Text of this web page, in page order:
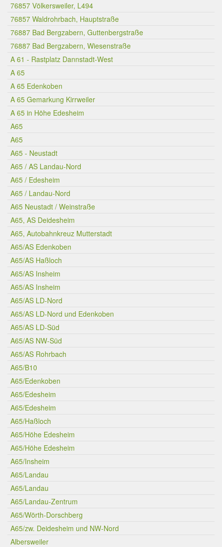
76857 Völkersweiler, L494
76857 Waldrohrbach, Hauptstraße
76887 Bad Bergzabern, Guttenbergstraße
76887 Bad Bergzabern, Wiesenstraße
A 61 - Rastplatz Dannstadt-West
A 65
A 65 Edenkoben
A 65 Gemarkung Kirrweiler
A 65 in Höhe Edesheim
A65
A65
A65 - Neustadt
A65 / AS Landau-Nord
A65 / Edesheim
A65 / Landau-Nord
A65 Neustadt / Weinstraße
A65, AS Deidesheim
A65, Autobahnkreuz Mutterstadt
A65/AS Edenkoben
A65/AS Haßloch
A65/AS Insheim
A65/AS Insheim
A65/AS LD-Nord
A65/AS LD-Nord und Edenkoben
A65/AS LD-Süd
A65/AS NW-Süd
A65/AS Rohrbach
A65/B10
A65/Edenkoben
A65/Edesheim
A65/Edesheim
A65/Haßloch
A65/Höhe Edesheim
A65/Höhe Edesheim
A65/Insheim
A65/Landau
A65/Landau
A65/Landau-Zentrum
A65/Wörth-Dorschberg
A65/zw. Deidesheim und NW-Nord
Albersweiler